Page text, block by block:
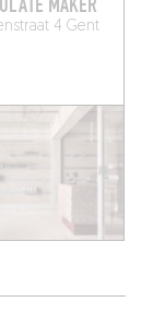
MAKER
4 Gent